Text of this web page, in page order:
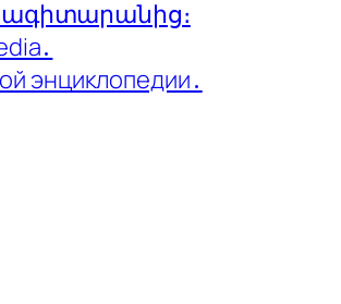
энциклопедии․